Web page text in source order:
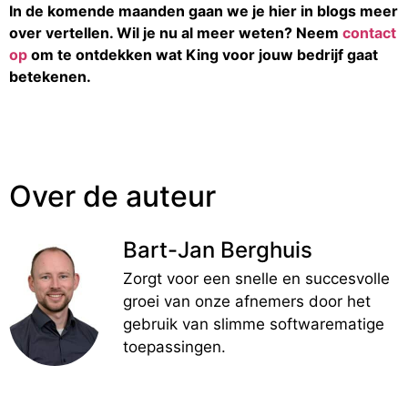
In de komende maanden gaan we je hier in blogs meer
over vertellen. Wil je nu al meer weten? Neem contact
op om te ontdekken wat King voor jouw bedrijf gaat
betekenen.
Over de auteur
Bart-Jan Berghuis
Zorgt voor een snelle en succesvolle
groei van onze afnemers door het
gebruik van slimme softwarematige
toepassingen.